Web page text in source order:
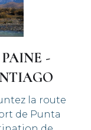
PAINE -
la route
de Punta